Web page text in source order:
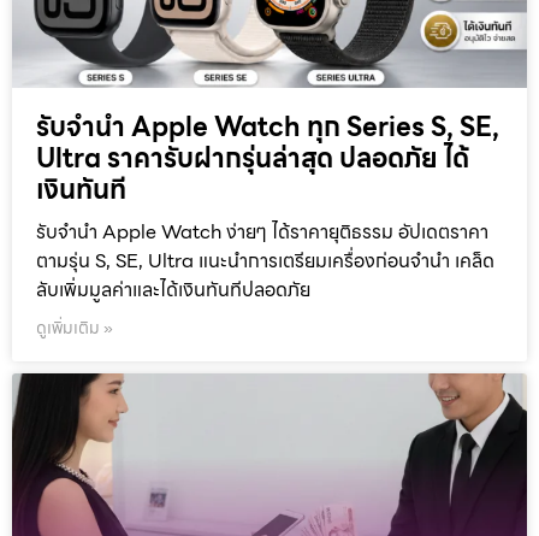
รับจำนำ Apple Watch ทุก Series S, SE,
Ultra ราคารับฝากรุ่นล่าสุด ปลอดภัย ได้
เงินทันที
รับจำนำ Apple Watch ง่ายๆ ได้ราคายุติธรรม อัปเดตราคา
ตามรุ่น S, SE, Ultra แนะนำการเตรียมเครื่องก่อนจำนำ เคล็ด
ลับเพิ่มมูลค่าและได้เงินทันทีปลอดภัย
ดูเพิ่มเติม »